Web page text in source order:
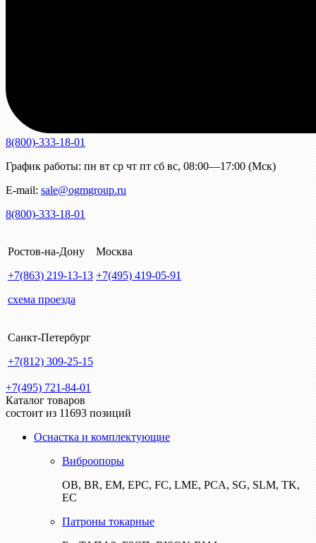
8(800)-333-18-01
График работы: пн вт ср чт пт сб вс, 08:00—17:00 (Мск)
E-mail: sale@ogmgroup.ru
8(800)-333-18-01
Ростов-на-Дону
+7(863) 219-13-13
схема проезда
Москва
+7(495) 419-05-91
Санкт-Петербург
+7(812) 309-25-15
+7(495) 721-84-01
Каталог товаров
состоит из 11693 позиций
Оснастка и комплектующие
Виброопоры
ОВ, BR, EM, EPC, FC, LME, PCA, SG, SLM, TK,
EC
Патроны токарные